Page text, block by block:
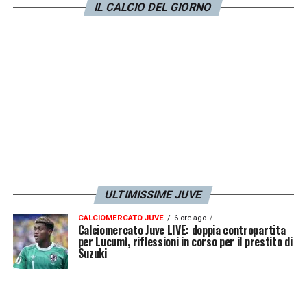
disposizione».
«Quando in un posto ci si sente a casa,
si ha sempre voglia di ritornare»
IL CALCIO DEL GIORNO
ULTIMISSIME JUVE
CALCIOMERCATO JUVE 6 ore ago
Calciomercato Juve LIVE: doppia contropartita
per Lucumì, riflessioni in corso per il prestito di
Suzuki